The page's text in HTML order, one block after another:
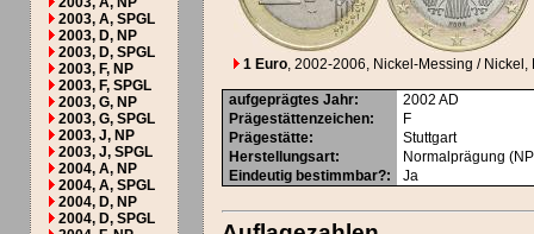
2003, A, SPGL
2003, D, NP
2003, D, SPGL
2003, F, NP
2003, F, SPGL
2003, G, NP
2003, G, SPGL
2003, J, NP
2003, J, SPGL
2004, A, NP
2004, A, SPGL
2004, D, NP
2004, D, SPGL
1 Euro, 2002-2006, Nickel-Messing / Nickel,
aufgeprägtes Jahr: 2002AD
Prägestättenzeichen:
F
Prägestätte:
Stuttgart
Herstellungsart:
Normalprägung
Eindeutig bestimmbar?: Ja